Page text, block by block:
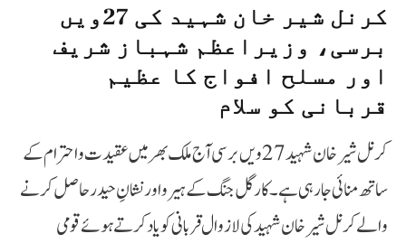
کرنل شیر خان شہید کی 27ویں
برسی، وزیراعظم شہباز شریف
اور مسلح افواج کا عظیم
قربانی کو سلام
کرنل شیر خان شہید 27ویں برسی آج ملک بھر میں عقیدت و احترام کے
ساتھ منائی جا رہی ہے۔ کارگل جنگ کے ہیرو اور نشانِ حیدر حاصل کرنے
والے کرنل شیر خان شہید کی لازوال قربانی کو یاد کرتے ہوئے قومی